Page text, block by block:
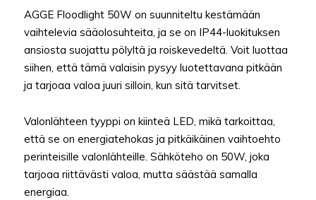
AGGE Floodlight 50W on suunniteltu kestämään
vaihtelevia sääolosuhteita, ja se on IP44-luokituksen
ansiosta suojattu pölyltä ja roiskevedeltä. Voit luottaa
siihen, että tämä valaisin pysyy luotettavana pitkään
ja tarjoaa valoa juuri silloin, kun sitä tarvitset.
Valonlähteen tyyppi on kiinteä LED, mikä tarkoittaa,
että se on energiatehokas ja pitkäikäinen vaihtoehto
perinteisille valonlähteille. Sähköteho on 50W, joka
tarjoaa riittävästi valoa, mutta säästää samalla
energiaa.